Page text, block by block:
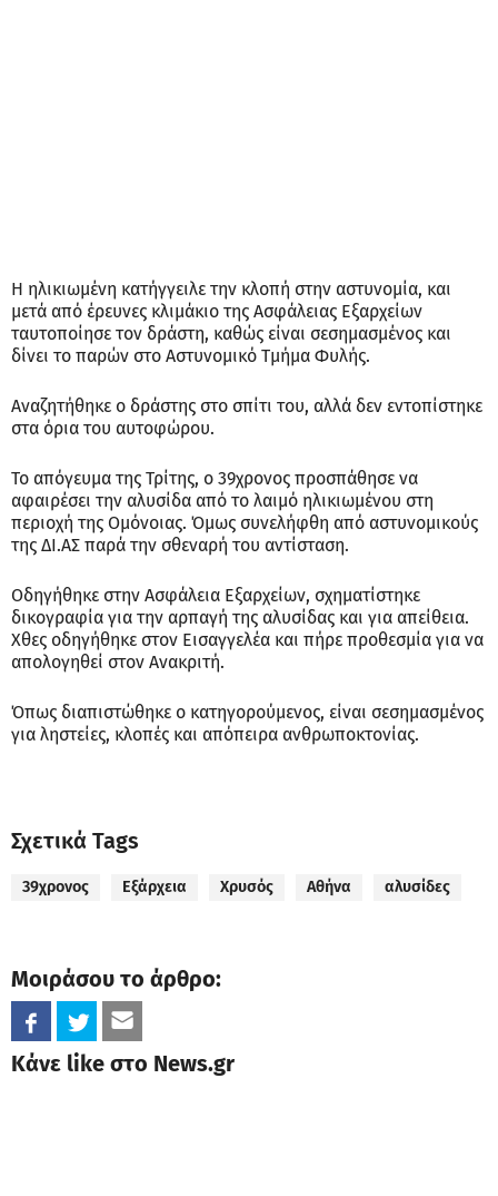
Η ηλικιωμένη κατήγγειλε την κλοπή στην αστυνομία, και
μετά από έρευνες κλιμάκιο της Ασφάλειας Εξαρχείων
ταυτοποίησε τον δράστη, καθώς είναι σεσημασμένος και
δίνει το παρών στο Αστυνομικό Τμήμα Φυλής.
Αναζητήθηκε ο δράστης στο σπίτι του, αλλά δεν εντοπίστηκε
στα όρια του αυτοφώρου.
Το απόγευμα της Τρίτης, ο 39χρονος προσπάθησε να
αφαιρέσει την αλυσίδα από το λαιμό ηλικιωμένου στη
περιοχή της Ομόνοιας. Όμως συνελήφθη από αστυνομικούς
της ΔΙ.ΑΣ παρά την σθεναρή του αντίσταση.
Οδηγήθηκε στην Ασφάλεια Εξαρχείων, σχηματίστηκε
δικογραφία για την αρπαγή της αλυσίδας και για απείθεια.
Χθες οδηγήθηκε στον Εισαγγελέα και πήρε προθεσμία για να
απολογηθεί στον Ανακριτή.
Όπως διαπιστώθηκε ο κατηγορούμενος, είναι σεσημασμένος
για ληστείες, κλοπές και απόπειρα ανθρωποκτονίας.
Σχετικά Tags
39χρονος Εξάρχεια Χρυσός Αθήνα αλυσίδες
Μοιράσου το άρθρο:
Κάνε like στο News.gr